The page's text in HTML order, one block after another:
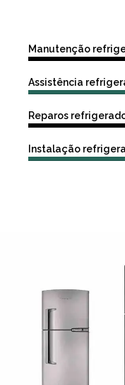
Manutenção
Assistência
Reparos
Instalação